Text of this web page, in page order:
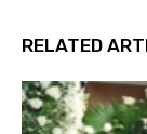
RELATED